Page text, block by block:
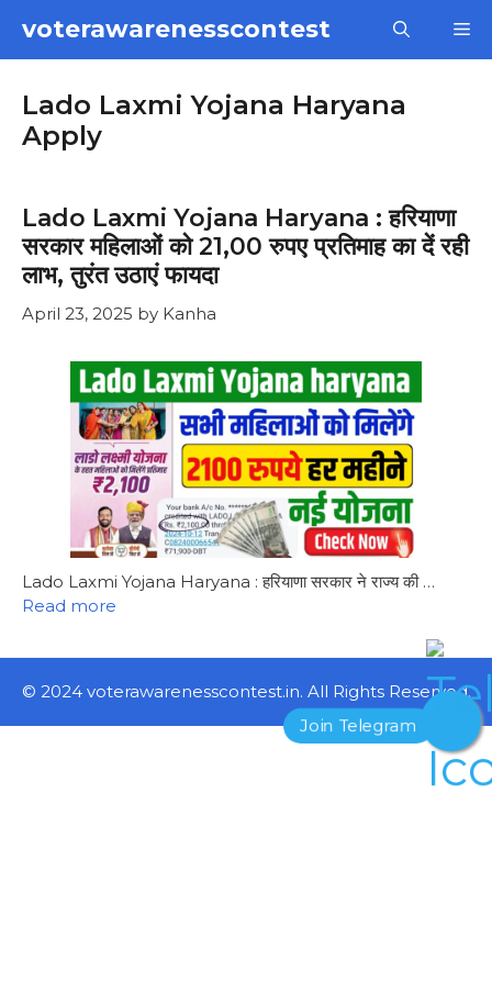
content
voterawarenesscontest
Lado Laxmi Yojana Haryana
Apply
Lado Laxmi Yojana Haryana : हरियाणा
सरकार महिलाओं को 21,00 रुपए प्रतिमाह का दें रही
लाभ, तुरंत उठाएं फायदा
April 23, 2025 by Kanha
Lado Laxmi Yojana Haryana : हरियाणा सरकार ने राज्य की …
Read more
© 2024 voterawarenesscontest.in. All Rights Reserved.